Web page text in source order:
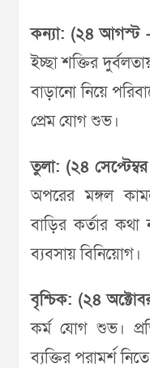
কন্যা: (২৪ আগস্ট
ইচ্ছা শক্তির
বাড়ানো নিয়ে
প্রেম যোগ শুভ।
তুলা: (২৪
অপরের মঙ্গল
বাড়ির কর্তার
ব্যবসায় বিনিয়োগ।
বৃশ্চিক: (২৪
কর্ম যোগ শুভ।
ব্যক্তির পরামর্শ